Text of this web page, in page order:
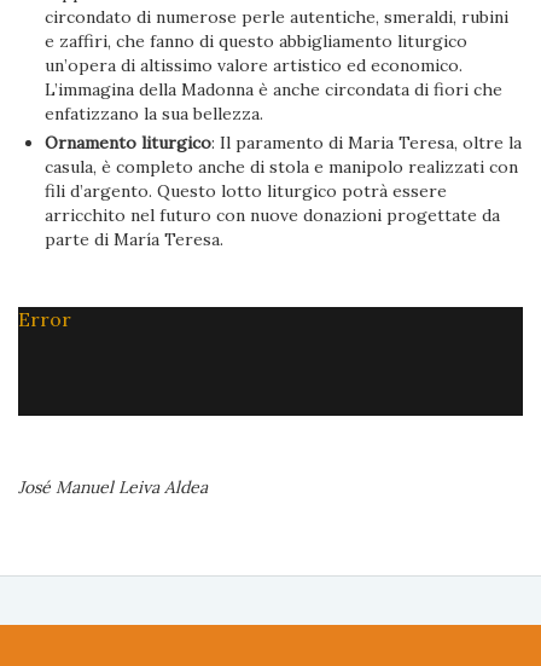
circondato di numerose perle autentiche, smeraldi, rubini
e zaffiri, che fanno di questo abbigliamento liturgico
un’opera di altissimo valore artistico ed economico.
L’immagina della Madonna è anche circondata di fiori che
enfatizzano la sua bellezza.
Ornamento liturgico: Il paramento di Maria Teresa, oltre la
casula, è completo anche di stola e manipolo realizzati con
fili d’argento. Questo lotto liturgico potrà essere
arricchito nel futuro con nuove donazioni progettate da
parte di María Teresa.
Error
José Manuel Leiva Aldea